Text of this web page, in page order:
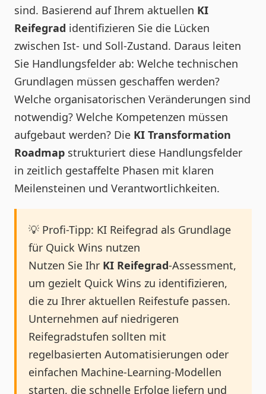
sind. Basierend auf Ihrem aktuellen KI
Reifegrad identifizieren Sie die Lücken
zwischen Ist- und Soll-Zustand. Daraus leiten
Sie Handlungsfelder ab: Welche technischen
Grundlagen müssen geschaffen werden?
Welche organisatorischen Veränderungen sind
notwendig? Welche Kompetenzen müssen
aufgebaut werden? Die KI Transformation
Roadmap strukturiert diese Handlungsfelder
in zeitlich gestaffelte Phasen mit klaren
Meilensteinen und Verantwortlichkeiten.
💡 Profi-Tipp: KI Reifegrad als Grundlage
für Quick Wins nutzen
Nutzen Sie Ihr KI Reifegrad-Assessment,
um gezielt Quick Wins zu identifizieren,
die zu Ihrer aktuellen Reifestufe passen.
Unternehmen auf niedrigeren
Reifegradstufen sollten mit
regelbasierten Automatisierungen oder
einfachen Machine-Learning-Modellen
starten, die schnelle Erfolge liefern und